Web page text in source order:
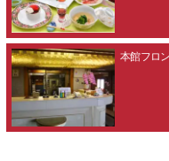
本館フロ